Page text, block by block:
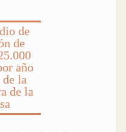
de
de
año
de la
de la